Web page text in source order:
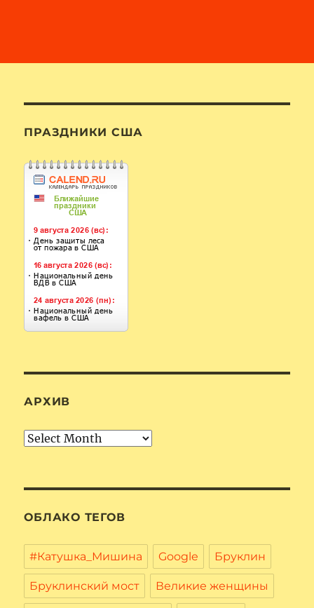
ПРАЗДНИКИ США
АРХИВ
Архив
ОБЛАКО ТЕГОВ
#Катушка_Мишина Google Бруклин
Бруклинский мост Великие женщины